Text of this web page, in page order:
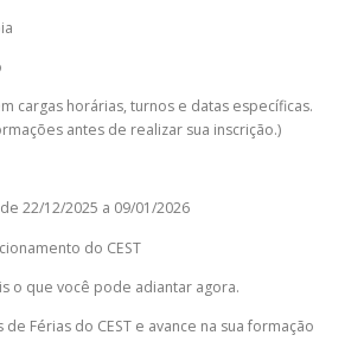
cargas horárias, turnos e datas específicas.
antes de realizar sua inscrição.)
22/12/2025 a 09/01/2026
do CEST
o que você pode adiantar agora.
Férias do CEST e avance na sua formação